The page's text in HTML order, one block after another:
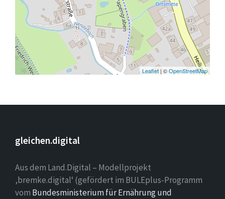
Leaflet| ©OpenStreetMap
gleichen.digital
Aus dem Land.Digital – Modellprojekt
‚bremke.digital‘ (gefördert im BULEplus-Programm
vom Bundesministerium für Ernährung und